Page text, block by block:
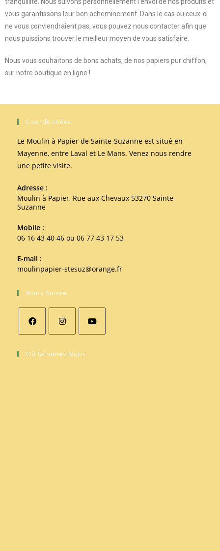
vous garantissons leur bon acheminement. Dans le cas ou ceux-ci
ne vous conviendraient pas, vous pouvez nous contacter afin que
nous puissions trouver le meilleur moyen de vous satisfaire.
Nous vous souhaitons de bons achats, de nos papiers pur chiffon,
sur notre boutique en ligne !
Coordonnées
Le Moulin à Papier de Sainte-Suzanne est situé en
Mayenne, entre Laval et Le Mans. Venez nous rendre
une petite visite.
Adresse :
Moulin à Papier, Rue aux Chevaux 53270 Sainte-
Suzanne
Mobile :
06 16 43 40 46 ou 06 77 43 17 53
E-mail :
moulinpapier-stesuz@orange.fr
Nous Suivre
Où Sommes Nous